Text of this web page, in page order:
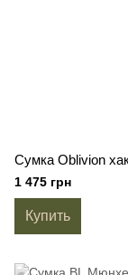
1 475 грн
Купить